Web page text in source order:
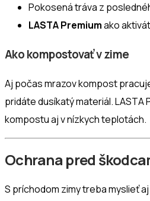
Pokosená tráva z
LASTA Premiumako
Ako kompostovať v zime
Aj počas mrazov kompost
pridáte dusíkatý materiál. LASTA
kompostu aj v nízkych teplotách.
Ochrana pred
S príchodom zimy treba myslieť